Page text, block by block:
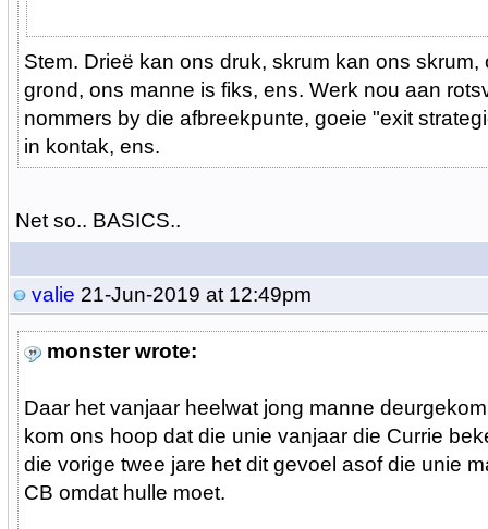
Stem. Drieë kan ons druk, skrum kan ons skrum,
grond, ons manne is fiks, ens. Werk nou aan
nommers by die afbreekpunte, goeie "exit
in kontak, ens.
Net so.. BASICS..
valie 21-Jun-2019 at 12:49pm
monster wrote:
Daar het vanjaar heelwat jong manne
kom ons hoop dat die unie vanjaar die Currie
die vorige twee jare het dit gevoel asof die unie
CB omdat hulle moet.